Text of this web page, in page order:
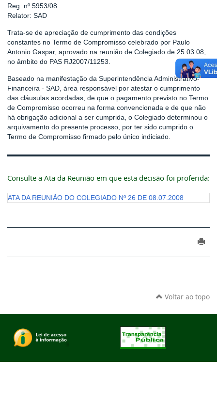
Reg. nº 5953/08
Relator: SAD
Trata-se de apreciação de cumprimento das condições
constantes no Termo de Compromisso celebrado por Paulo
Antonio Gaspar, aprovado na reunião de Colegiado de 25.03.08,
no âmbito do PAS RJ2007/11253.
Baseado na manifestação da Superintendência Administrativo-
Financeira - SAD, área responsável por atestar o cumprimento
das cláusulas acordadas, de que o pagamento previsto no Termo
de Compromisso ocorreu na forma convencionada e de que não
há obrigação adicional a ser cumprida, o Colegiado determinou o
arquivamento do presente processo, por ter sido cumprido o
Termo de Compromisso firmado pelo único indiciado.
Consulte a Ata da Reunião em que esta decisão foi proferida:
ATA DA REUNIÃO DO COLEGIADO Nº 26 DE 08.07.2008
Voltar ao topo